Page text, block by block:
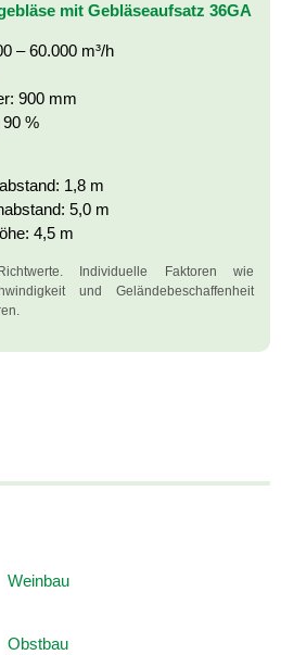
mit Gebläseaufsatz 36GA
– 60.000 m³/h
900 mm
90 %
1,8 m
5,0 m
4,5 m
Individuelle Faktoren wie
und Geländebeschaffenheit
Weinbau
Obstbau